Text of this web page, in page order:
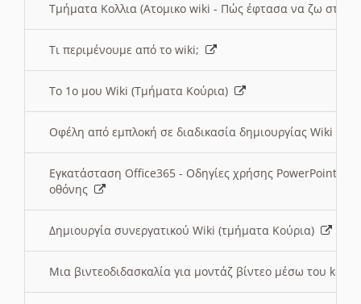
Τμήματα Κολλια (Ατομικο wiki - Πώς έφτασα να ζω στην
Τι περιμένουμε από το wiki;
Το 1ο μου Wiki (Τμήματα Κούρια)
Οφέλη από εμπλοκή σε διαδικασία δημιουργίας Wiki
Εγκατάσταση Office365 - Οδηγίες χρήσης PowerPoint
οθόνης
Δημιουργία συνεργατικού Wiki (τμήματα Κούρια)
Μια βιντεοδιδασκαλία για μοντάζ βίντεο μέσω του